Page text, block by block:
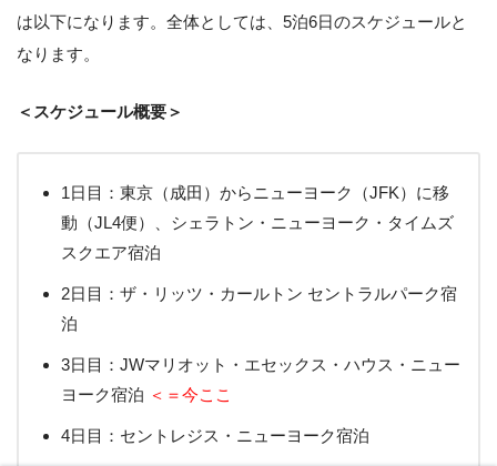
は以下になります。全体としては、5泊6日のスケジュールと
なります。
＜スケジュール概要＞
1日目：東京（成田）からニューヨーク（JFK）に移
動（JL4便）、シェラトン・ニューヨーク・タイムズ
スクエア宿泊
2日目：ザ・リッツ・カールトン セントラルパーク宿
泊
3日目：JWマリオット・エセックス・ハウス・ニュー
ヨーク宿泊 ＜＝今ここ
4日目：セントレジス・ニューヨーク宿泊